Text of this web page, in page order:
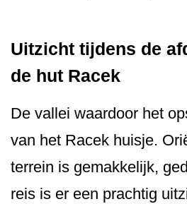
Uitzicht tijdens de
de hut Racek
De vallei waardoor het
van het Racek huisje.
terrein is gemakkelijk,
reis is er een prachtig